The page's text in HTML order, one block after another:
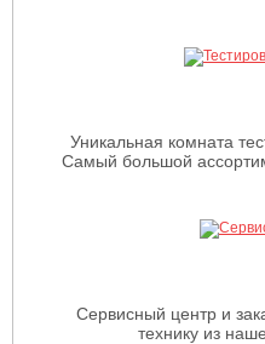
Уникальная комната
Самый большой
Сервисный центр и
технику из